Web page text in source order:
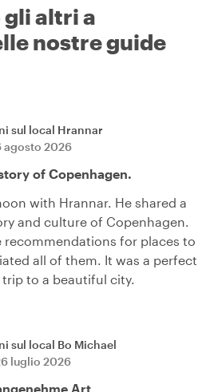
gli altri a
nostre guide
sul local Hrannar
agosto 2026
of Copenhagen.
with Hrannar. He shared a
and culture of Copenhagen.
recommendations for places to
all of them. It was a perfect
to a beautiful city.
sul local Bo Michael
luglio 2026
Art